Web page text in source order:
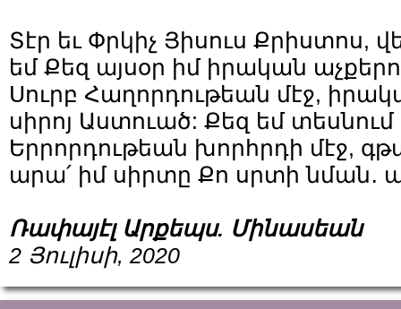
Տէր եւ Փրկիչ Յիսուս Քրիստոս,
եմ Քեզ այսօր իմ իրական
Սուրբ Հաղորդութեան մէջ,
սիրոյ Աստուած: Քեզ եմ տեսնում
Երրորդութեան խորհրդի մէջ,
արա՛ իմ սիրտը Քո սրտի նման․
Ռափայէլ Արքեպս. Մինասեան
2 Յուլիսի, 2020